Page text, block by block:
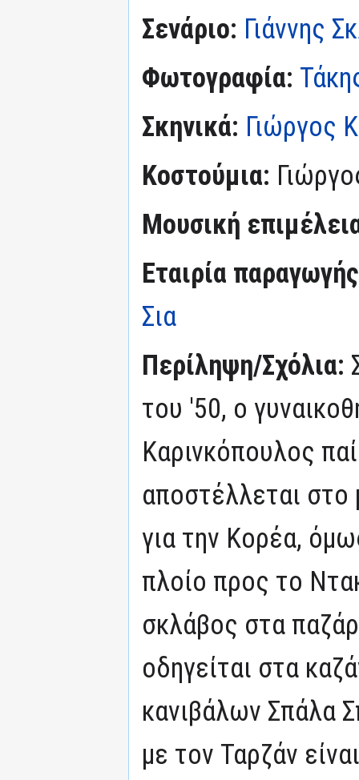
Σενάριο: Γιάννης
Φωτογραφία:
Σκηνικά: Γιώργος
Κοστούμια:
Μουσική
Εταιρία
Σια
Περίληψη/Σχόλια:
του '50, ο
Καρινκόπουλος
αποστέλλεται
για την Κορέα,
πλοίο προς το
σκλάβος στα
οδηγείται στα
κανιβάλων Σπάλα
με τον Ταρζάν